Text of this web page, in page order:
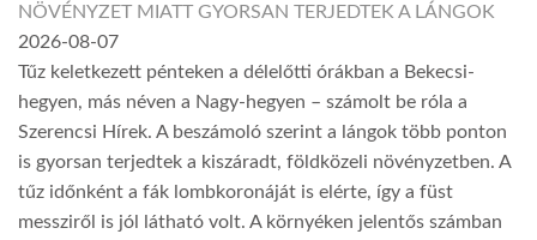
NÖVÉNYZET MIATT GYORSAN TERJEDTEK A LÁNGOK
2026-08-07
Tűz keletkezett pénteken a délelőtti órákban a Bekecsi-
hegyen, más néven a Nagy-hegyen – számolt be róla a
Szerencsi Hírek. A beszámoló szerint a lángok több ponton
is gyorsan terjedtek a kiszáradt, földközeli növényzetben. A
tűz időnként a fák lombkoronáját is elérte, így a füst
messziről is jól látható volt. A környéken jelentős számban